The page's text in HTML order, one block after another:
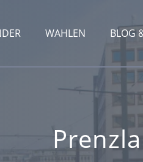
WAHLEN BLOG